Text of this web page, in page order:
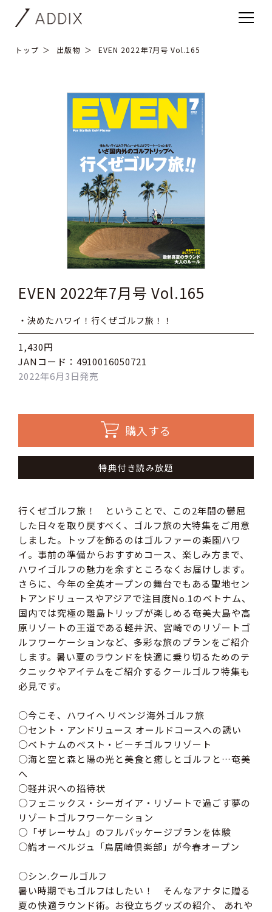
トップ 出版物 EVEN 2022年7月号 Vol.165
EVEN 2022年7月号 Vol.165
・決めたハワイ！行くぜゴルフ旅！！
1,430円
JANコード：4910016050721
2022年6月3日発売
購入する
特典付き読み放題
行くぜゴルフ旅！ ということで、この2年間の鬱屈
した日々を取り戻すべく、ゴルフ旅の大特集をご用意
しました。トップを飾るのはゴルファーの楽園ハワ
イ。事前の準備からおすすめコース、楽しみ方まで、
ハワイゴルフの魅力を余すところなくお届けします。
さらに、今年の全英オープンの舞台でもある聖地セン
トアンドリュースやアジアで注目度No.1のベトナム、
国内では究極の離島トリップが楽しめる奄美大島や高
原リゾートの王道である軽井沢、宮崎でのリゾートゴ
ルフワーケーションなど、多彩な旅のプランをご紹介
します。暑い夏のラウンドを快適に乗り切るためのテ
クニックやアイテムをご紹介するクールゴルフ特集も
必見です。
○今こそ、ハワイへ リベンジ海外ゴルフ旅
○セント・アンドリュース オールドコースへの誘い
○ベトナムのベスト・ビーチゴルフリゾート
○海と空と森と陽の光と美食と癒しとゴルフと…奄美
へ
○軽井沢への招待状
○フェニックス・シーガイア・リゾートで過ごす夢の
リゾートゴルフワーケーション
○「ザレーサム」のフルパッケージプランを体験
○鮨オーベルジュ「鳥居崎倶楽部」が今春オープン
○シン.クールゴルフ
暑い時期でもゴルフはしたい！ そんなアナタに贈る
夏の快適ラウンド術。お役立ちグッズの紹介、 あれや